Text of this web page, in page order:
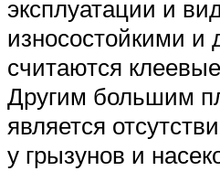
эксплуатации и
износостойкими и
считаются
Другим большим
является
у грызунов и